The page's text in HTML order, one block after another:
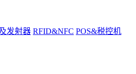
发射器 RFID&NFC POS&税控机